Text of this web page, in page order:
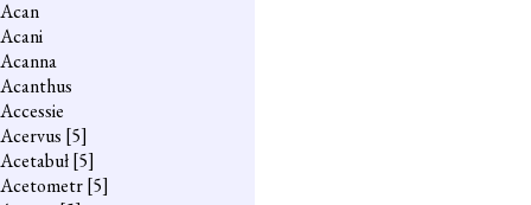
Acan
Acani
Acanna
Acanthus
Accessie
Acervus [5]
Acetabuł[5]
Acetometr[5]